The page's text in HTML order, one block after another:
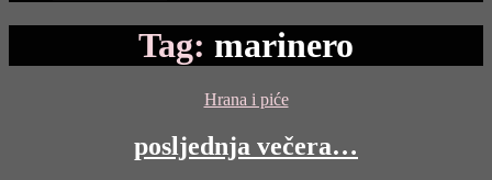
Tag: marinero
Categories
Hrana i piće
posljednja večera…